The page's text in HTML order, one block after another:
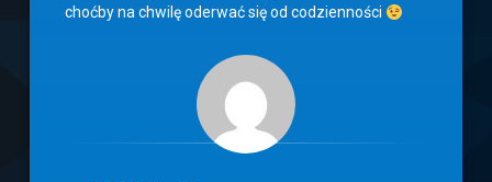
choćby na chwilę oderwać się od codzienności